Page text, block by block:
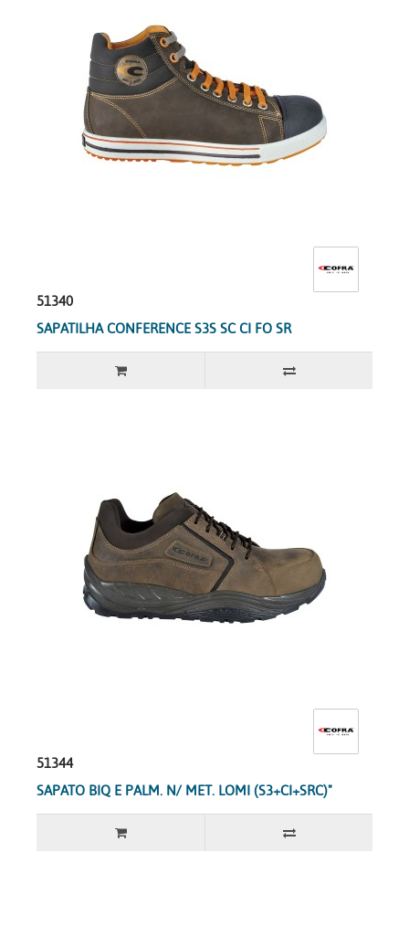
51340
SAPATILHA CONFERENCE S3S SC CI FO SR
51344
SAPATO BIQ E PALM. N/ MET. LOMI (S3+CI+SRC)"